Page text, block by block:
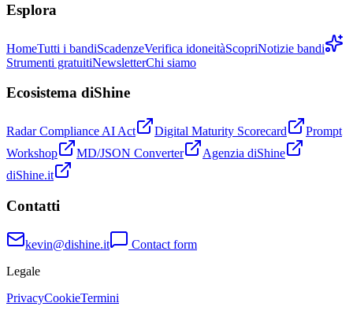
Esplora
HomeTutti i bandiScadenzeVerifica idoneitàScopriNotizie bandi
Strumenti gratuitiNewsletterChi siamo
Ecosistema diShine
Radar Compliance AI Act Digital Maturity Scorecard
Prompt
Workshop
MD/JSON Converter
Agenzia diShine
diShine.it
Contatti
kevin@dishine.it
Contact form
Legale
PrivacyCookieTermini